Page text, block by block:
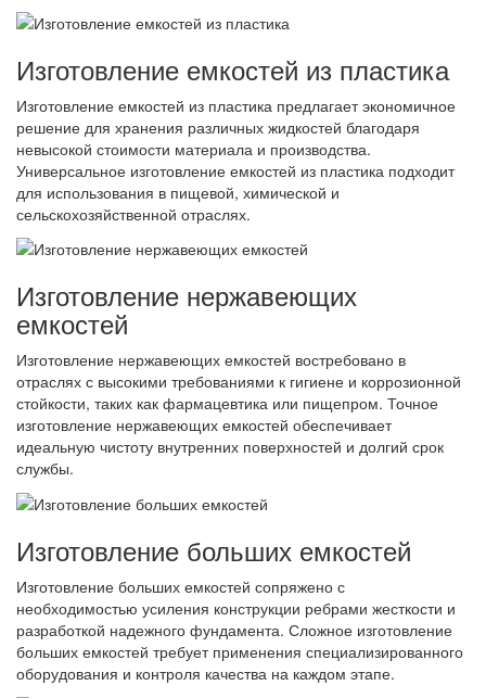
Изготовление емкостей из пластика
Изготовление емкостей из пластика предлагает экономичное
решение для хранения различных жидкостей благодаря
невысокой стоимости материала и производства.
Универсальное изготовление емкостей из пластика подходит
для использования в пищевой, химической и
сельскохозяйственной отраслях.
Изготовление нержавеющих
емкостей
Изготовление нержавеющих емкостей востребовано в
отраслях с высокими требованиями к гигиене и коррозионной
стойкости, таких как фармацевтика или пищепром. Точное
изготовление нержавеющих емкостей обеспечивает
идеальную чистоту внутренних поверхностей и долгий срок
службы.
Изготовление больших емкостей
Изготовление больших емкостей сопряжено с
необходимостью усиления конструкции ребрами жесткости и
разработкой надежного фундамента. Сложное изготовление
больших емкостей требует применения специализированного
оборудования и контроля качества на каждом этапе.